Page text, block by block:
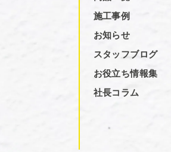
施工事例
お知らせ
スタッフブログ
お役立ち情報集
社長コラム